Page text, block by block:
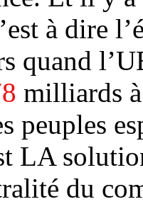
à dire
quand
milliards
peuples
LA
du